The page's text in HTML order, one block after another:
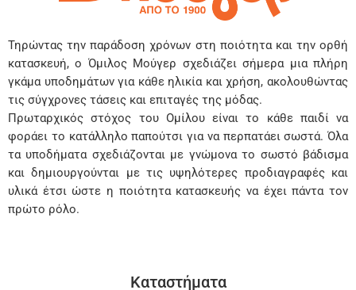
Τηρώντας την παράδοση χρόνων στη ποιότητα και την ορθή
κατασκευή, ο Όμιλος Μούγερ σχεδιάζει σήμερα μια πλήρη
γκάμα υποδημάτων για κάθε ηλικία και χρήση, ακολουθώντας
τις σύγχρονες τάσεις και επιταγές της μόδας.
Πρωταρχικός στόχος του Ομίλου είναι το κάθε παιδί να
φοράει το κατάλληλο παπούτσι για να περπατάει σωστά. Όλα
τα υποδήματα σχεδιάζονται με γνώμονα το σωστό βάδισμα
και δημιουργούνται με τις υψηλότερες προδιαγραφές και
υλικά έτσι ώστε η ποιότητα κατασκευής να έχει πάντα τον
πρώτο ρόλο.
Καταστήματα